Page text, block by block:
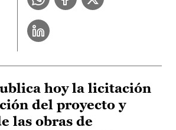
hoy la licitación
del proyecto y
las obras de